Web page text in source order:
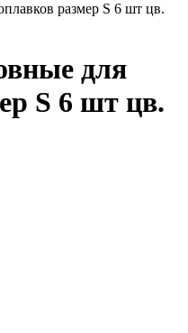
размер S 6 шт цв.
для
S 6 шт цв.